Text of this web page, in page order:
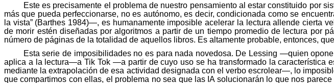
Este es precisamente el problema de nuestro pensamiento al estar constituido por
más que pueda perfeccionarse, no es autónomo, es decir, condicionada como se
la vista” (Barthes 1984)—, es humanamente imposible acelerar la lectura allende cierta
de morir estén diseñadas por algoritmos a partir de un tiempo promedio de lectura por
número de páginas de la totalidad de aquellos libros. Es altamente probable, entonces,
Esta serie de imposibilidades no es para nada novedosa. De Lessing —quien opone
aplica a la lectura—aTik Tok —a partir de cuyo uso se ha transformado la característica
mediante la extrapolación de esa actividad designada con el verboescrolear—, lo
que compartimos con ellas, el problema no sea que las IA solucionarán lo que nos